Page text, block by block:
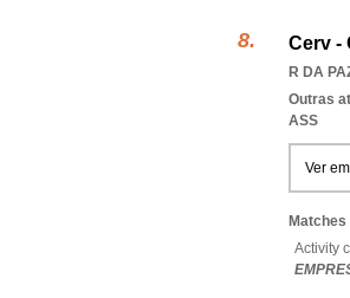
Cerv -
R DA
Outras
ASS
Ver
Activity